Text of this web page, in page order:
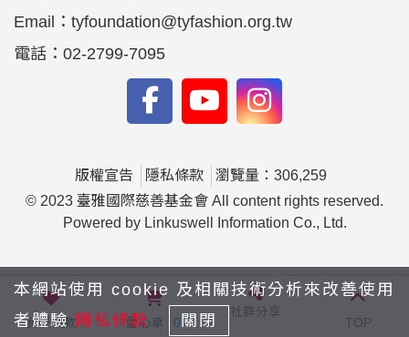
Email： tyfoundation@tyfashion.org.tw
電話： 02-2799-7095
版權宣告 隱私條款
瀏覽量：306,259
© 2023 臺雅國際慈善基金會 All content rights reserved.
Powered by Linkuswell Information Co., Ltd.
我要捐款 愛心車 0
社群分享
TOP
本網站使用 cookie 及相關技術分析來改善使用
者體驗 隱私條款 關閉